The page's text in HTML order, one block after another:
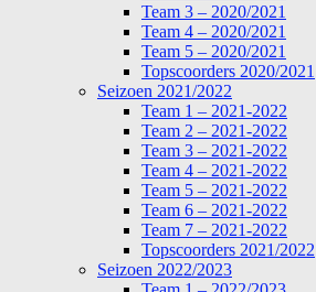
Team 3 – 2020/2021
Team 4 – 2020/2021
Team 5 – 2020/2021
Topscoorders 2020/2021
Seizoen 2021/2022
Team 1 – 2021-2022
Team 2 – 2021-2022
Team 3 – 2021-2022
Team 4 – 2021-2022
Team 5 – 2021-2022
Team 6 – 2021-2022
Team 7 – 2021-2022
Topscoorders 2021/2022
Seizoen 2022/2023